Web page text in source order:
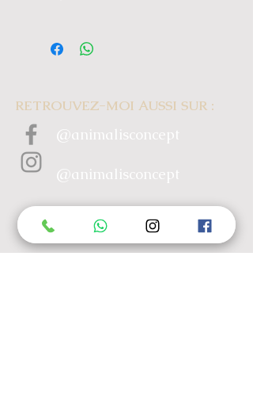
pois, glycérine, levure ; irradiée
RETROUVEZ-MOI AUSSI SUR :
@animalisconcept
@animalisconcept
animalisconcept@gmail.co